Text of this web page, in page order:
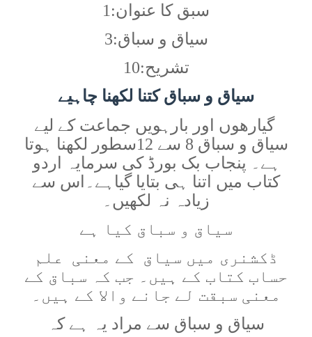
سبق کا عنوان:1
سیاق و سباق:3
تشریح:10
سیاق و سباق کتنا لکھنا چاہیے
گیارھوں اور بارہویں جماعت کے لیے
سیاق و سباق 8 سے 12سطور لکھنا ہوتا
ہے۔ پنجاب بک بورڈ کی سرمایہ اردو
کتاب میں اتنا ہی بتایا گیاہے۔اس سے
زیادہ نہ لکھیں۔
سیاق و سباق کیا ہے
ڈکشنری میں سیاق کے معنی علم
حساب کتاب کے ہیں۔ جب کہ سباق کے
معنی سبقت لے جانے والا کے ہیں۔
سیاق و سباق سے مراد یہ ہے کہ